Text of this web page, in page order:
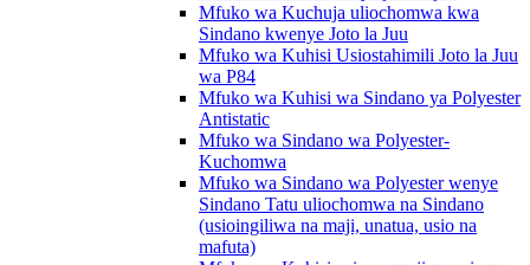
Mfuko wa Kuchuja uliochomwa kwa
Sindano kwenye Joto la Juu
Mfuko wa Kuhisi Usiostahimili Joto la Juu
wa P84
Mfuko wa Kuhisi wa Sindano ya Polyester
Antistatic
Mfuko wa Sindano wa Polyester-
Kuchomwa
Mfuko wa Sindano wa Polyester wenye
Sindano Tatu uliochomwa na Sindano
(usioingiliwa na maji, unatua, usio na
mafuta)